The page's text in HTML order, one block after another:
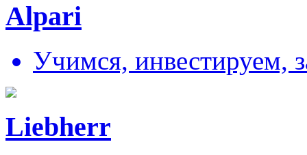
Alpari
Учимся, инвестируем,
Liebherr